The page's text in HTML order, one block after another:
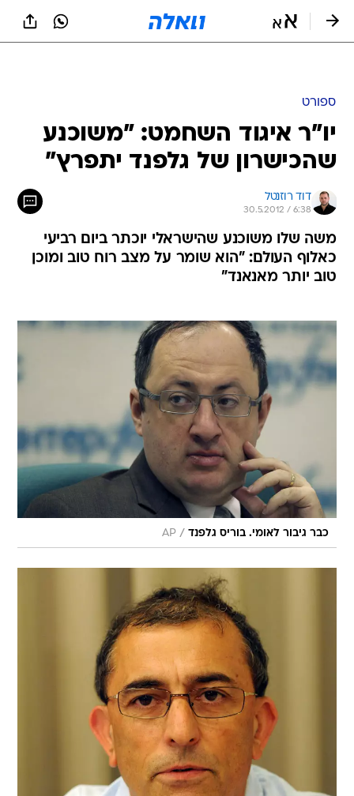
ספורט
יו"ר איגוד השחמט: "משוכנע
שהכישרון של גלפנד יתפרץ"
דוד רוזנטל
30.5.2012 / 6:38
משה שלו משוכנע שהישראלי יוכתר ביום רביעי
כאלוף העולם: "הוא שומר על מצב רוח טוב ומוכן
טוב יותר מאנאנד"
כבר גיבור לאומי. בוריס גלפנד /
AP